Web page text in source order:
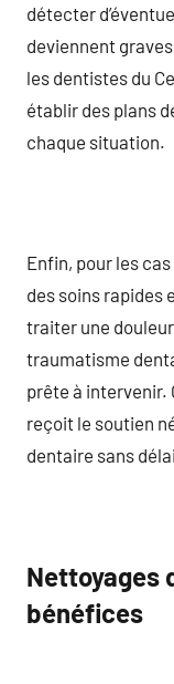
détecter
deviennent
les dentistes du
établir des plans
chaque situation.
Enfin, pour les
des soins rapides
traiter une
traumatisme
prête à intervenir.
reçoit le soutien
dentaire sans
Nettoyages
bénéfices